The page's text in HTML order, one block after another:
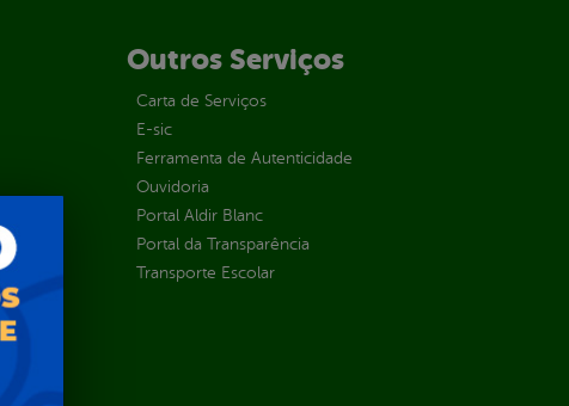
Outros Serviços
Carta de Serviços
E-sic
Ferramenta de Autenticidade
Ouvidoria
Portal Aldir Blanc
Portal da Transparência
Transporte Escolar